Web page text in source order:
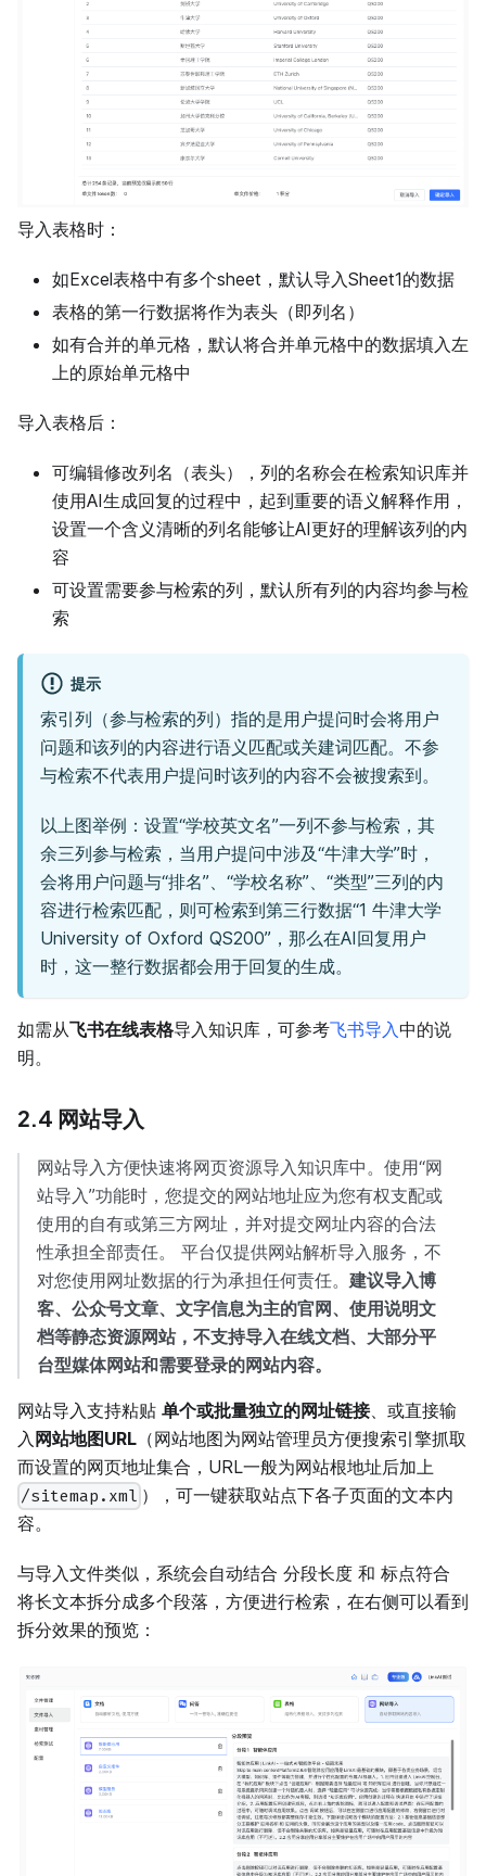
导入表格时：
如Excel表格中有多个sheet，默认导入Sheet1的数据
表格的第一行数据将作为表头（即列名）
如有合并的单元格，默认将合并单元格中的数据填入左
上的原始单元格中
导入表格后：
可编辑修改列名（表头），列的名称会在检索知识库并
使用AI生成回复的过程中，起到重要的语义解释作用，
设置一个含义清晰的列名能够让AI更好的理解该列的内
容
可设置需要参与检索的列，默认所有列的内容均参与检
索
提示
索引列（参与检索的列）指的是用户提问时会将用户
问题和该列的内容进行语义匹配或关建词匹配。不参
与检索不代表用户提问时该列的内容不会被搜索到。
以上图举例：设置“学校英文名”一列不参与检索，其
余三列参与检索，当用户提问中涉及“牛津大学”时，
会将用户问题与“排名”、“学校名称”、“类型”三列的内
容进行检索匹配，则可检索到第三行数据“1 牛津大学
University of Oxford QS200”，那么在AI回复用户
时，这一整行数据都会用于回复的生成。
如需从飞书在线表格导入知识库，可参考飞书导入中的说
明。
2.4 网站导入
网站导入方便快速将网页资源导入知识库中。使用“网
站导入”功能时，您提交的网站地址应为您有权支配或
使用的自有或第三方网址，并对提交网址内容的合法
性承担全部责任。 平台仅提供网站解析导入服务，不
对您使用网址数据的行为承担任何责任。 建议导入博
客、公众号文章、文字信息为主的官网、使用说明文
档等静态资源网站，不支持导入在线文档、大部分平
台型媒体网站和需要登录的网站内容。
网站导入支持粘贴 单个或批量独立的网址链接、或直接输
入 网站地图URL （网站地图为网站管理员方便搜索引擎抓取
而设置的网页地址集合，URL一般为网站根地址后加上
/sitemap.xml ），可一键获取站点下各子页面的文本内
容。
与导入文件类似，系统会自动结合 分段长度 和 标点符合
将长文本拆分成多个段落，方便进行检索，在右侧可以看到
拆分效果的预览：